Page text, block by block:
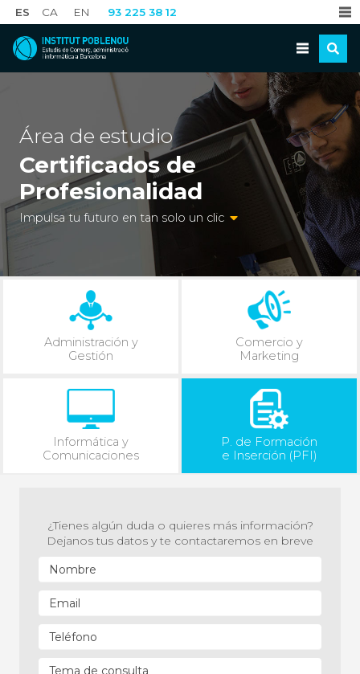
CA EN
ES 93 225 38 12
Área de estudio
Certificados de
Profesionalidad
Impulsa tu futuro en tan solo un clic
Administración y
Gestión
Comercio y
Marketing
Informática y
Comunicaciones
P. de Formación
e Inserción (PFI)
¿Tienes algún duda o quieres más información?
Dejanos tus datos y te contactaremos en breve